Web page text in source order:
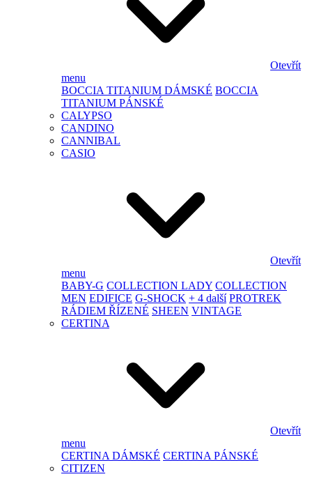
Otevřít
menu
BOCCIA TITANIUM DÁMSKÉ BOCCIA
TITANIUM PÁNSKÉ
CALYPSO
CANDINO
CANNIBAL
CASIO
Otevřít
menu
BABY-G COLLECTION LADY COLLECTION
MEN EDIFICE G-SHOCK + 4 další PROTREK
RÁDIEM ŘÍZENÉ SHEEN VINTAGE
CERTINA
Otevřít
menu
CERTINA DÁMSKÉ CERTINA PÁNSKÉ
CITIZEN